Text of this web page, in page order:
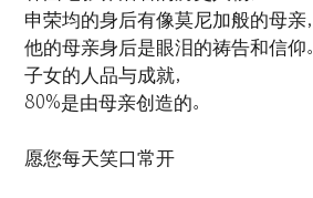
申荣均的身后有像莫尼加般的母亲，
他的母亲身后是眼泪的祷告和信仰。
子女的人品与成就，
80%是由母亲创造的。
愿您每天笑口常开